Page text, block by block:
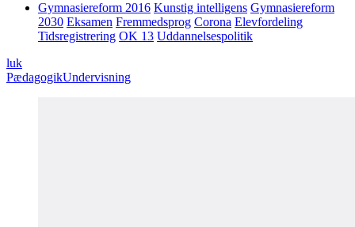
Gymnasiereform 2016 Kunstig intelligens Gymnasiereform
2030 Eksamen Fremmedsprog Corona Elevfordeling
Tidsregistrering OK 13 Uddannelsespolitik
luk
PædagogikUndervisning